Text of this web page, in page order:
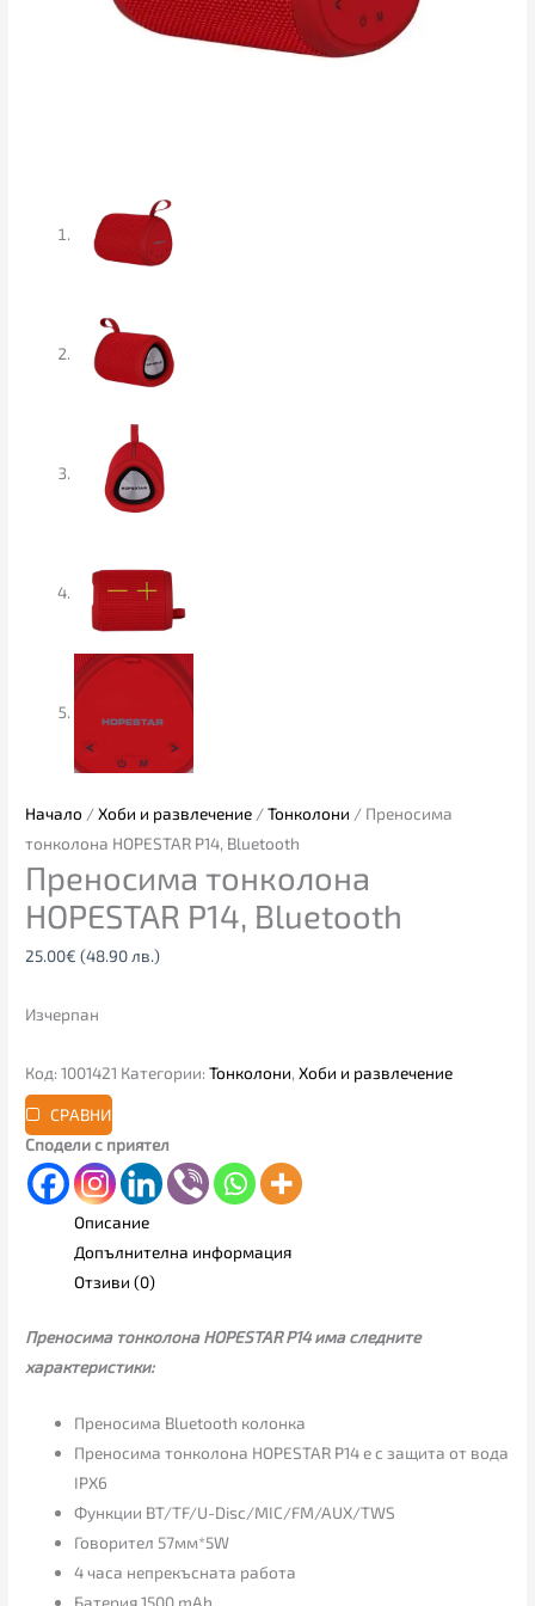
Начало /Хоби и развлечение /Тонколони / Преносима
тонколона HOPESTAR P14, Bluetooth
Преносима тонколона
HOPESTAR P14, Bluetooth
25.00€ (48.90 лв.)
Изчерпан
Код:1001421 Категории:Тонколони,Хоби и развлечение
СРАВНИ
Сподели с приятел
Описание
Допълнителна информация
Отзиви (0)
Преносима тонколона HOPESTAR P14 има следните
характеристики:
Преносима Bluetooth колонка
Преносима тонколона HOPESTAR P14 е с защита от вода
IPX6
Функции BT/TF/U-Disc/MIC/FM/AUX/TWS
Говорител 57мм*5W
4 часа непрекъсната работа
Батерия 1500 mAh